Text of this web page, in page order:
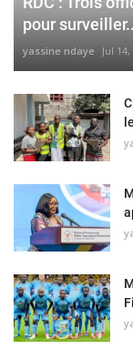
pour
yassine ndaye Jul